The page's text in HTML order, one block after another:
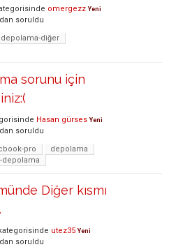
omergezz Yeni
soruldu
depolama-diğer
sorunu için
Hasan gürses Yeni
soruldu
pro
depolama
depolama
Diğer kısmı
utez35 Yeni
soruldu